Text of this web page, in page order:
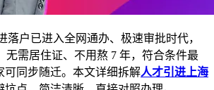
落户已进入全网通办、极速审批时代，
无需居住证、不用熬 7 年，符合条件最
可同步随迁。本文详细拆解人才引进上海